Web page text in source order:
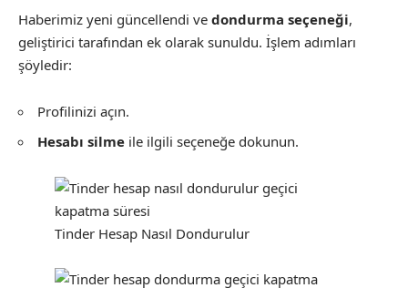
Haberimiz yeni güncellendi ve dondurma seçeneği,
geliştirici tarafından ek olarak sunuldu. İşlem adımları
şöyledir:
Profilinizi açın.
Hesabı silme ile ilgili seçeneğe dokunun.
Tinder Hesap Nasıl Dondurulur